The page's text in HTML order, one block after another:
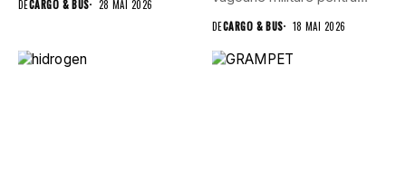
DECARGO & BUS 28 MAI 2026
DECARGO & BUS 18 MAI 2026